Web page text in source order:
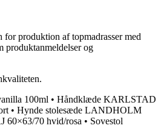
produktion af topmadrasser med
produktanmeldelser og
100ml • Håndklæde KARLSTAD
• Hynde stolesæde LANDHOLM
60×63/70 hvid/rosa • Sovestol